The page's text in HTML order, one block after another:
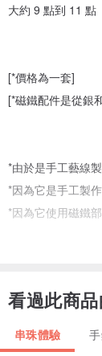
大約 9 點到 11 點
[*價格為一套]
[*磁鐵配件是從銀
*由於是手工藝線
*因為它是手工製
*因為它使用磁鐵
♡ 設計簡約的串珠
♡其他設計也一併
看過此商
串珠體驗